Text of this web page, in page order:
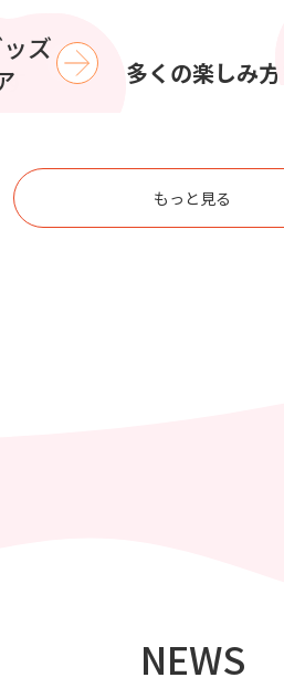
より多くの楽しみ方
イズ
もっと見る
NEWS